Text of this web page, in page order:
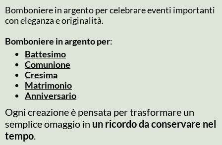
Bomboniere in argento per celebrare eventi importanti
con eleganza e originalità.
Bomboniere in argento per:
Battesimo
Comunione
Cresima
Matrimonio
Anniversario
Ogni creazione è pensata per trasformare un
semplice omaggio in un ricordo da conservare nel
tempo